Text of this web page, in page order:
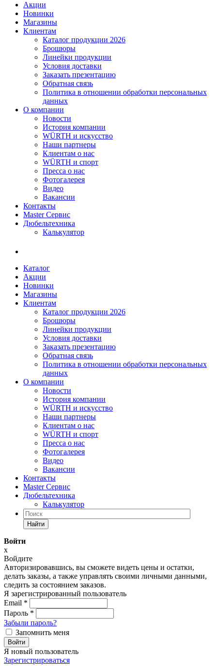
Акции
Новинки
Магазины
Клиентам
Каталог продукции 2026
Брошюры
Линейки продукции
Условия доставки
Заказать презентацию
Обратная связь
Политика в отношении обработки персональных
данных
О компании
Новости
История компании
WÜRTH и искусство
Наши партнеры
Клиентам о нас
WÜRTH и спорт
Пресса о нас
Фотогалерея
Видео
Вакансии
Контакты
Master Сервис
Дюбельтехника
Калькулятор
Каталог
Акции
Новинки
Магазины
Клиентам
Каталог продукции 2026
Брошюры
Линейки продукции
Условия доставки
Заказать презентацию
Обратная связь
Политика в отношении обработки персональных
данных
О компании
Новости
История компании
WÜRTH и искусство
Наши партнеры
Клиентам о нас
WÜRTH и спорт
Пресса о нас
Фотогалерея
Видео
Вакансии
Контакты
Master Сервис
Дюбельтехника
Калькулятор
Найти
Войти
x
Войдите
Авторизировавшись, вы сможете видеть цены и остатки,
делать заказы, а также управлять своими личными данными,
следить за состоянием заказов.
Я зарегистрированный пользователь
Email *
Пароль *
Забыли пароль?
Запомнить меня
Войти
Я новый пользователь
Зарегистрироваться